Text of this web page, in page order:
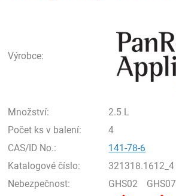
Výrobce:
Množství:
2.5 L
Počet ks v balení:
4
CAS/ID No.:
141-78-6
Katalogové číslo:
321318.1612_4
Nebezpečnost:
GHS02 GHS07